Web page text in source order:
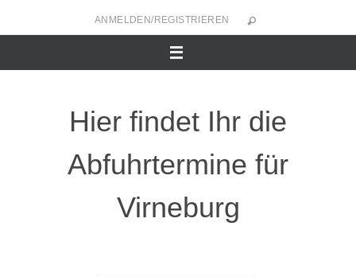
Inhalt
ANMELDEN/REGISTRIEREN
Hier findet Ihr die
Abfuhrtermine für
Virneburg